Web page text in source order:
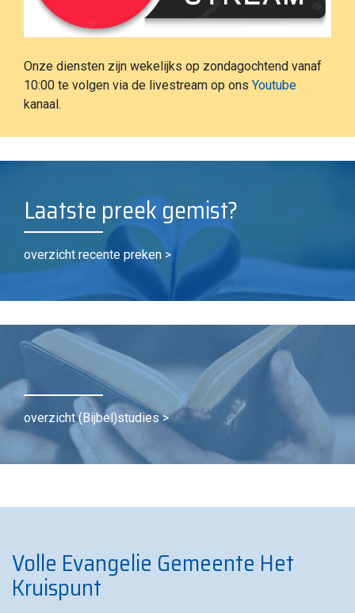
Onze diensten zijn wekelijks op zondagochtend vanaf
10:00 te volgen via de livestream op ons Youtube
kanaal.
Laatste preek gemist?
overzicht recente preken >
overzicht (Bijbel)studies >
Volle Evangelie Gemeente Het
Kruispunt